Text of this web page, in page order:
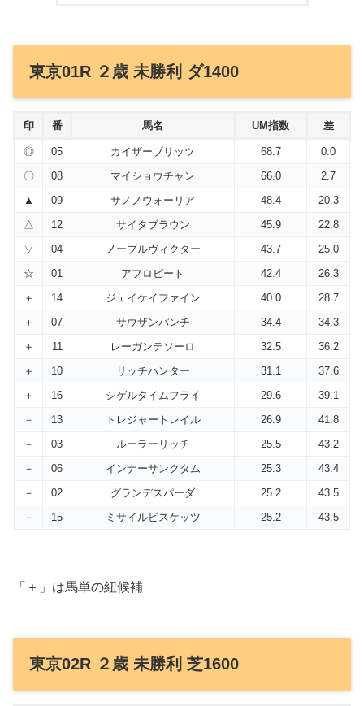
東京01R ２歳 未勝利 ダ1400
印 番 馬名 UM指数 差
◎ 05 カイザーブリッツ 68.7
0.0
〇
08 マイショウチャン 66.0
2.7
▲
09 サノノウォーリア 48.4
20.3
△
12 サイタブラウン 45.9
22.8
▽
04 ノーブルヴィクター 43.7
25.0
☆
01 アフロビート 42.4
26.3
＋
14 ジェイケイファイン 40.0
28.7
＋
07 サウザンパンチ 34.4
34.3
＋
11 レーガンテソーロ 32.5
36.2
＋
10 リッチハンター 31.1
37.6
＋
16 シゲルタイムフライ 29.6
39.1
－
13 トレジャートレイル 26.9
41.8
－
03 ルーラーリッチ 25.5
43.2
－
06 インナーサンクタム 25.3
43.4
－
02 グランデスパーダ 25.2
43.5
－
15 ミサイルビスケッツ 25.2 43.5
「＋」は馬単の紐候補
東京02R ２歳 未勝利 芝1600